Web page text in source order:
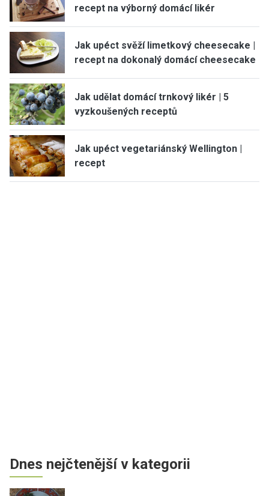
recept na výborný domácí likér
Jak upéct svěží limetkový cheesecake |
recept na dokonalý domácí cheesecake
Jak udělat domácí trnkový likér | 5
vyzkoušených receptů
Jak upéct vegetariánský Wellington |
recept
Dnes nejčtenější v kategorii